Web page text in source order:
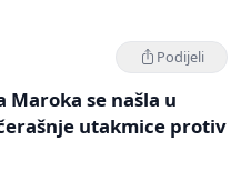
Podijeli
se našla u
utakmice protiv